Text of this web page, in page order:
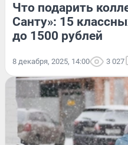
Что подарить
Санту»: 15
до 1500 рублей
8 декабря, 2025, 14:00 3 027